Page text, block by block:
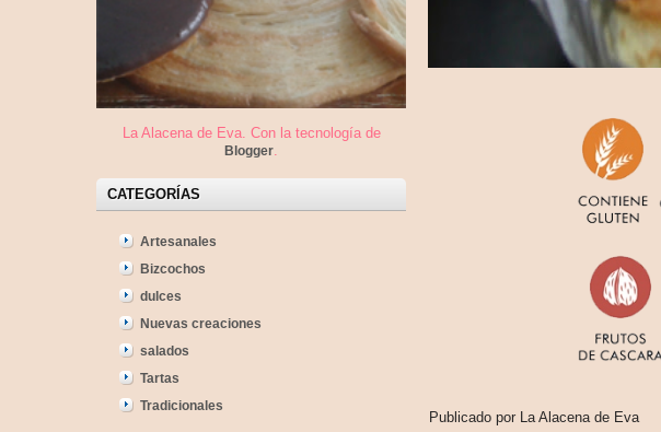
Publicado por La Alacena de Eva
La Alacena de Eva. Con la tecnología de
Blogger.
CATEGORÍAS
Artesanales
Bizcochos
dulces
Nuevas creaciones
salados
Tartas
Tradicionales